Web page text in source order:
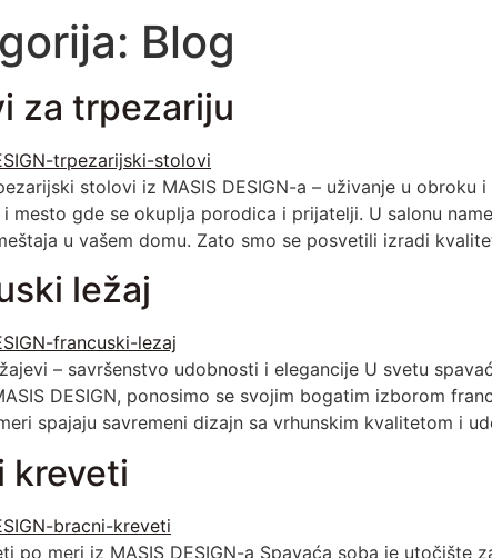
Blog
za trpezariju
stolovi iz MASIS DESIGN-a – uživanje u
mesto gde se okuplja porodica i prijatelji. U salonu
u vašem domu. Zato smo se posvetili izradi
ležaj
– savršenstvo udobnosti i elegancije U svetu
DESIGN, ponosimo se svojim bogatim izborom
spajaju savremeni dizajn sa vrhunskim kvalitetom i
kreveti
po meri iz MASIS DESIGN-a Spavaća soba je